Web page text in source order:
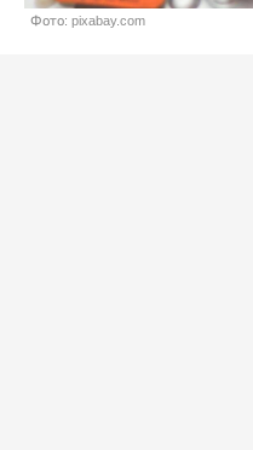
Фото: pixabay.com